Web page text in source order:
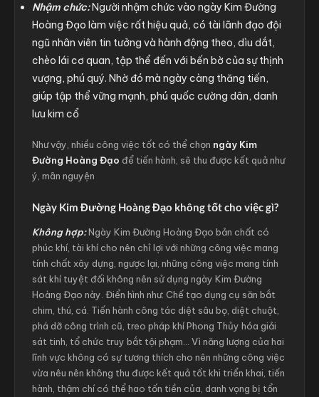
Nhậm chức:Người nhậm chức vào ngày Kim Đường
Hoàng Đạo làm việc rất hiệu quả, có tài lãnh đạo đội
ngũ nhân viên tin tưởng và hành động theo, dìu dắt,
chèo lái cơ quan, tập thể đến với bến bờ của sự thịnh
vượng, phú quý. Nhờ đó mà ngày càng thăng tiến,
giúp tập thể vững mạnh, phú quốc cường dân, danh
lưu kim cổ
Như vậy, nhiều công việc tốt có thể chọn ngày Kim
Đường Hoàng Đạo để tiến hành, sẽ thu được kết quả như
ý, mãn nguyện
Ngày Kim Đường Hoàng Đạo không tốt cho việc gì?
Không hợp:Ngày Kim Đường Hoàng Đạo bản chất có
phúc khí, tài khí cho nên chỉ lợi với những công việc mang
tính chất xây dựng, ngược lại, những công việc mang tính
sát khí tuyệt đối không nên sử dụng ngày Kim Đường
Hoàng Đạo này. Điển hình như: Chế tạo dụng cụ săn bắt
chim, thú, cá. Tiến hành công tác diệt sâu bọ, diệt chuột,
phá dỡ công trình cũ, treo pháp khí Phong Thủy hóa giải
sát tinh, tổ chức truy bắt tội phạm... Vì năng lượng của hai
lĩnh vực không có sự tương thích cho nên những công việc
vừa nêu nên không thu được kết quả tốt khi triển khai, tiến
hành, thậm chí có thể hao tốn tiền của, danh vọng bị tổn